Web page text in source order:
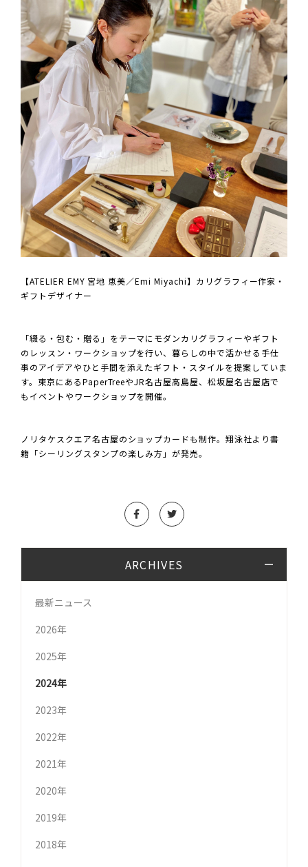
【ATELIER EMY 宮地 恵美／Emi Miyachi】カリグラフィー作家・
ギフトデザイナー
「綴る・包む・贈る」をテーマにモダンカリグラフィーやギフト
のレッスン・ワークショップを行い、暮らしの中で活かせる手仕
事のアイデアやひと手間を添えたギフト・スタイルを提案していま
す。東京にあるPaperTreeやJR名古屋高島屋、松坂屋名古屋店で
もイベントやワークショップを開催。
ノリタケスクエア名古屋のショップカードも制作。翔泳社より書
籍「シーリングスタンプの楽しみ方」が発売。
ARCHIVES
最新ニュース
2026年
2025年
2024年
2023年
2022年
2021年
2020年
2019年
2018年